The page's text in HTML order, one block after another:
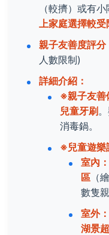
（較擠）或有
上家庭選擇較受
親子友善度評分
人數限制)
詳細介紹：
※親子友善
兒童牙刷
消毒鍋。
※兒童遊樂
室內：
區 （
數隻
室外：
湖景